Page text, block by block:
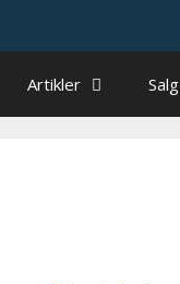
Artikler